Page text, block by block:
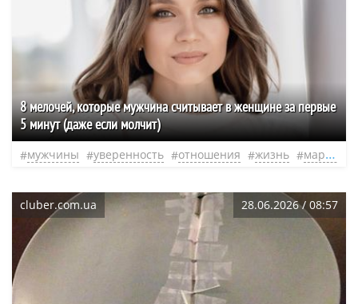
8 мелочей, которые мужчина считывает в женщине за первые
5 минут (даже если молчит)
мужчины уверенность отношения жизнь маркер
cluber.com.ua 28.06.2026 / 08:57